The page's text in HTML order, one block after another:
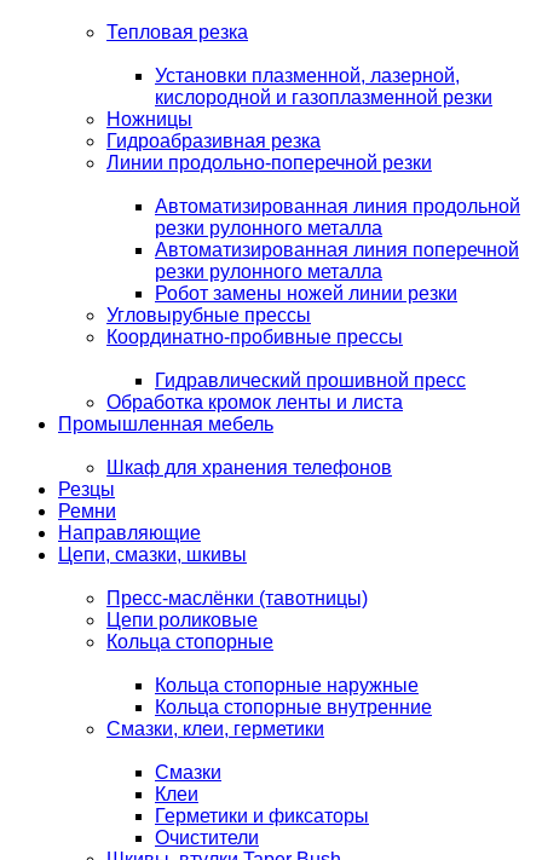
Тепловая резка
Установки плазменной, лазерной,
кислородной и газоплазменной резки
Ножницы
Гидроабразивная резка
Линии продольно-поперечной резки
Автоматизированная линия продольной
резки рулонного металла
Автоматизированная линия поперечной
резки рулонного металла
Робот замены ножей линии резки
Угловырубные прессы
Координатно-пробивные прессы
Гидравлический прошивной пресс
Обработка кромок ленты и листа
Промышленная мебель
Шкаф для хранения телефонов
Резцы
Ремни
Направляющие
Цепи, смазки, шкивы
Пресс-маслёнки (тавотницы)
Цепи роликовые
Кольца стопорные
Кольца стопорные наружные
Кольца стопорные внутренние
Смазки, клеи, герметики
Смазки
Клеи
Герметики и фиксаторы
Очистители